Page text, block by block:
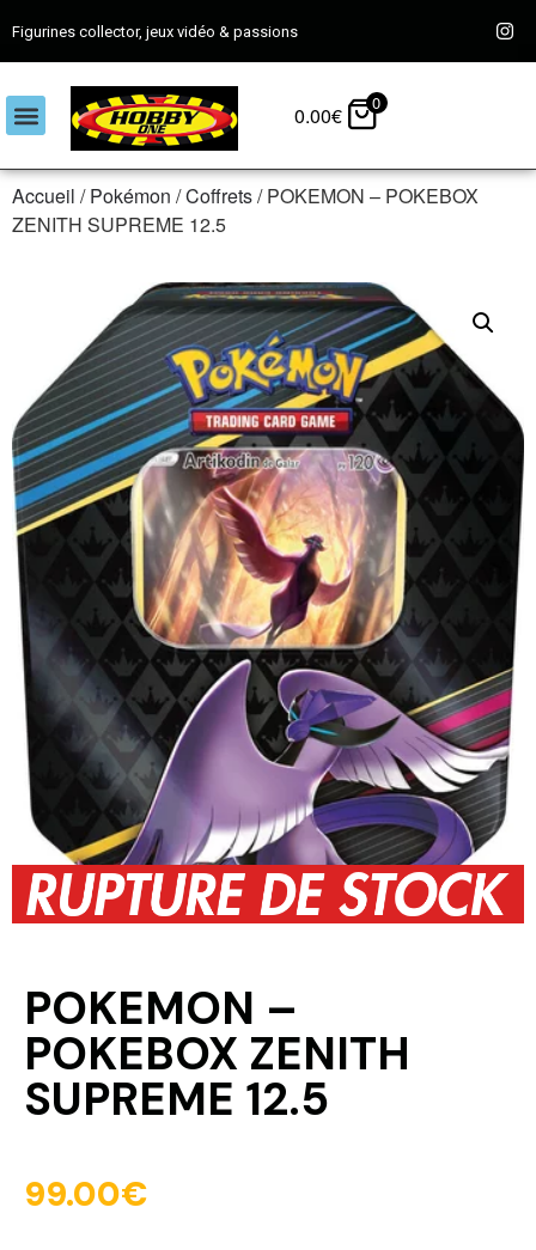
Figurines collector, jeux vidéo & passions
0.00€ 0
Accueil /Pokémon /Coffrets/ POKEMON – POKEBOX
ZENITH SUPREME 12.5
POKEMON –
POKEBOX ZENITH
SUPREME 12.5
99.00€